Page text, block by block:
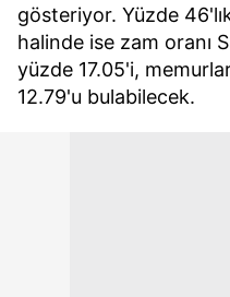
gösteriyor. Yüzde
halinde ise zam oranı
yüzde 17.05'i,
12.79'u bulabilecek.